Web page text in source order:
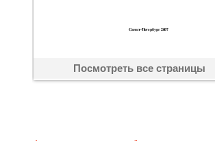
Посмотреть все страницы